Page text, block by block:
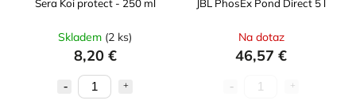
Sera Koi protect - 250 ml
Skladem (2 ks)
8,20 €
JBL PhosEx Pond Direct 5 l
Na dotaz
46,57 €